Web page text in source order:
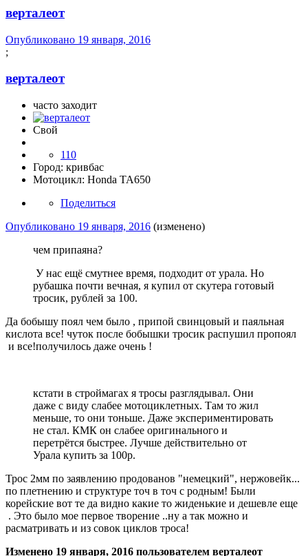
верталеот
Опубликовано 19 января, 2016
;
верталеот
часто заходит
Свой
110
Город: кривбас
Мотоцикл: Honda TA650
Поделиться
Опубликовано 19 января, 2016 (изменено)
чем припаяна?
У нас ещё смутнее время, подходит от урала. Но
рубашка почти вечная, я купил от скутера готовый
тросик, рублей за 100.
Да бобышу поял чем было , припой свинцовый и паяльная
кислота все! чуток после бобышки тросик распушил пропоял
и все!получилось даже очень !
кстати в строймагах я тросы разглядывал. Они
даже с виду слабее мотоциклетных. Там то жил
меньше, то они тоньше. Даже экспериментировать
не стал. КМК он слабее оригинального и
перетрётся быстрее. Лучше действительно от
Урала купить за 100р.
Трос 2мм по заявлению продованов "немецкий", нержовейк...
по плетнению и структуре точ в точ с родным! Были
корейские вот те да видно какие то жиденькие и дешевле еще
. Это было мое первое творение ..ну а так можно и
расматривать и из совок циклов троса!
Изменено 19 января, 2016 пользователем верталеот